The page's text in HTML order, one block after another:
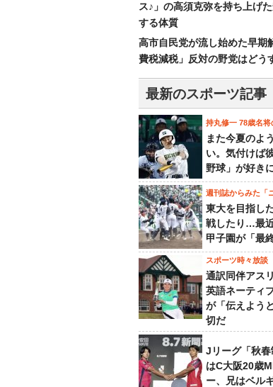
ス♪」の高須克弥を持ち上げ
する体質
高市自民党が流し始めた早期
費税減税」反対の野党はどう
最新のスポーツ記事
持丸修一 78歳名
また今夏のよ
い。気付けば
野球」が好き
週刊誌からみた「
東大を目指し
戦したり…最
甲子園が「最
スポーツ時々放談
通訳同伴アス
英語ネーティ
が「伝えよう
切だ
Jリーグ「秋
はC大阪20歳
ー、兄はベル